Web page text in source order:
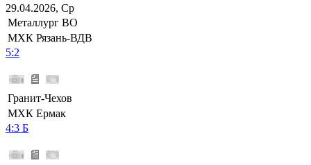
29.04.2026, Ср
Металлург ВО
МХК Рязань-ВДВ
5:2
Гранит-Чехов
МХК Ермак
4:3 Б